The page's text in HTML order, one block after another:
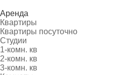
Аренда
Квартиры
Квартиры посуточно
Студии
1-комн. кв
2-комн. кв
3-комн. кв